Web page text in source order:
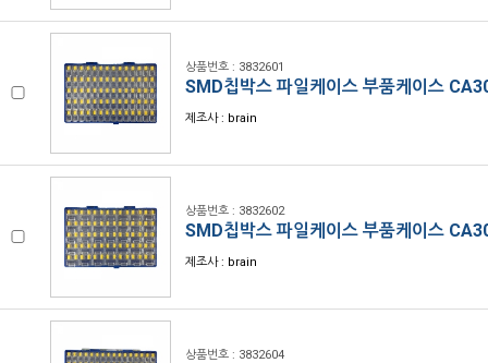
상품번호 : 3832601
SMD칩박스 파일케이스 부품케이스
제조사 : brain
상품번호 : 3832602
SMD칩박스 파일케이스 부품케이스
제조사 : brain
상품번호 : 3832604